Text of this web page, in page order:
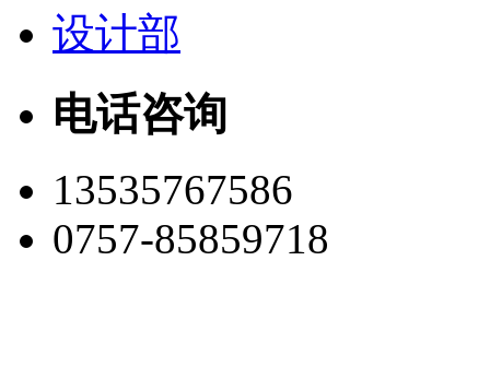
设计部
电话咨询
13535767586
0757-85859718